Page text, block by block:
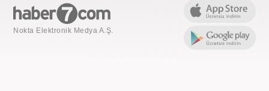
Nokta Elektronik Medya A.Ş.